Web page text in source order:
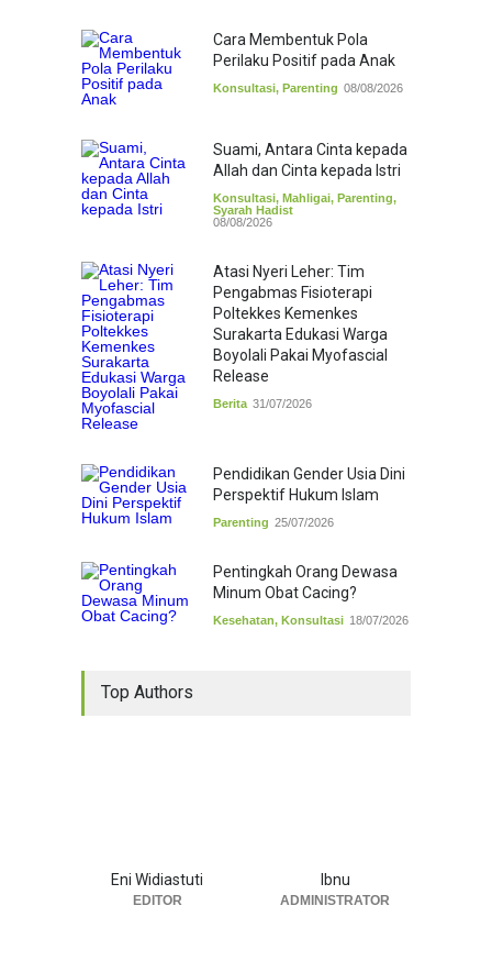
Cara Membentuk Pola
Perilaku Positif pada Anak
Konsultasi, Parenting 08/08/2026
Suami, Antara Cinta kepada
Allah dan Cinta kepada Istri
Konsultasi, Mahligai, Parenting,
Syarah Hadist
08/08/2026
Atasi Nyeri Leher: Tim
Pengabmas Fisioterapi
Poltekkes Kemenkes
Surakarta Edukasi Warga
Boyolali Pakai Myofascial
Release
Berita 31/07/2026
Pendidikan Gender Usia Dini
Perspektif Hukum Islam
Parenting 25/07/2026
Pentingkah Orang Dewasa
Minum Obat Cacing?
Kesehatan, Konsultasi 18/07/2026
Top Authors
Eni Widiastuti
EDITOR
Ibnu
ADMINISTRATOR